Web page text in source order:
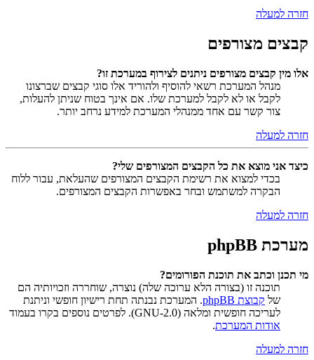
חזרה למעלה
קבצים מצורפים
אלו מין קבצים מצורפים ניתנים לצירוף במערכת זו?
מנהל המערכת רשאי להוסיף ולהוריד אלו סוגי קבצים שברצונו
לקבל או לא לקבל למערכת שלו. אם אינך בטוח שניתן להעלות,
צור קשר עם אחד ממנהלי המערכת למידע נרחב יותר.
חזרה למעלה
כיצד אני מוצא את כל הקבצים המצורפים שלי?
בכדי למצוא את רשימת הקבצים המצורפים שהעלאת, עבור ללוח
הבקרה למשתמש ובחר באפשרות הקבצים המצורפים.
חזרה למעלה
מערכת phpBB
מי תכנן וכתב את תוכנת הפורומים?
תוכנה זו (בצורה הלא ערוכה שלה) נוצרה, שוחררה וזכויותיה הם
של קבוצת phpBB
. המערכת נבנתה תחת רישיון חופשי וניתנת
לעריכה חופשית ומלאה (GNU-2.0). לפרטים נוספים בקרו בעמוד
אודות המערכת.
חזרה למעלה